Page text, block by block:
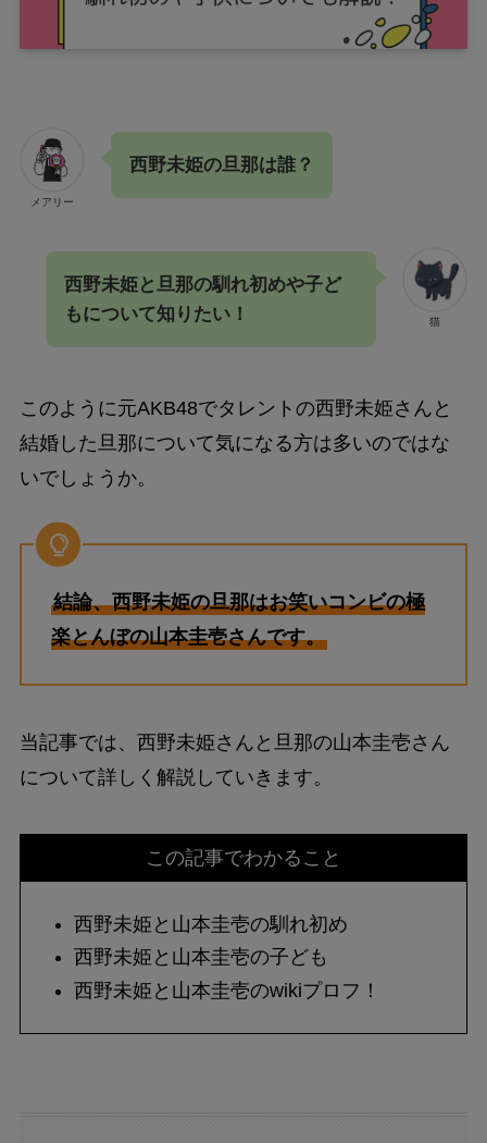
メアリー
西野未姫の旦那は誰？
猫
西野未姫と旦那の馴れ初めや子ど
もについて知りたい！
このように元AKB48でタレントの西野未姫さんと
結婚した旦那について気になる方は多いのではな
いでしょうか。
結論、西野未姫の旦那はお笑いコンビの極
楽とんぼの山本圭壱さんです。
当記事では、西野未姫さんと旦那の山本圭壱さん
について詳しく解説していきます。
この記事でわかること
西野未姫と山本圭壱の馴れ初め
西野未姫と山本圭壱の子ども
西野未姫と山本圭壱のwikiプロフ！